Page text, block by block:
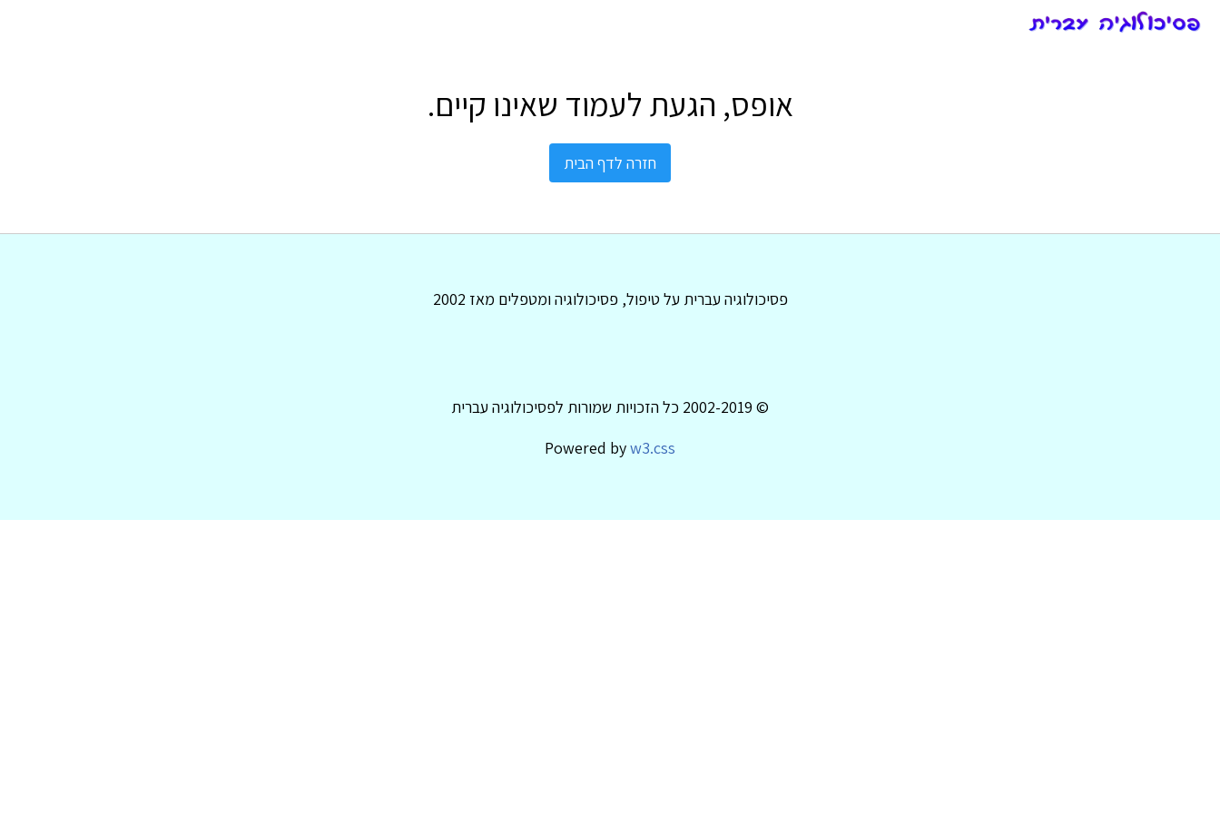
אופס, הגעת לעמוד שאינו קיים.
חזרה לדף הבית
פסיכולוגיה עברית על טיפול, פסיכולוגיה ומטפלים מאז 2002
© 2002-2019 כל הזכויות שמורות לפסיכולוגיה עברית
Powered byw3.css